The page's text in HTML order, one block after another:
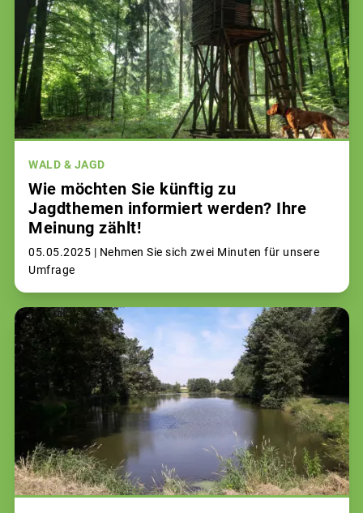
WALD & JAGD
Wie möchten Sie künftig zu
Jagdthemen informiert werden? Ihre
Meinung zählt!
05.05.2025 | Nehmen Sie sich zwei Minuten für unsere
Umfrage